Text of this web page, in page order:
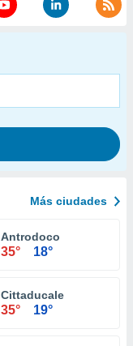
Más ciudades
Antrodoco
35° 18°
Cittaducale
35° 19°